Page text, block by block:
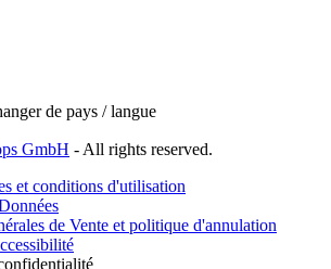
de pays / langue
GmbH - All rights reserved.
et conditions d'utilisation
de Vente et politique d'annulation